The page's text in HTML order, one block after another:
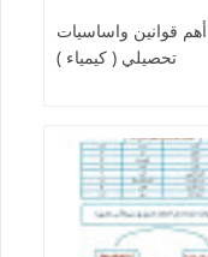
أهم قوانين واساسيات
تحصيلي ( كيمياء )